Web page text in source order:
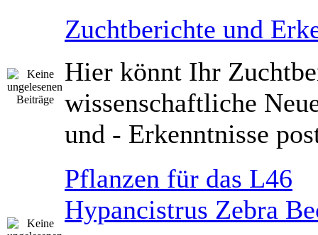
Zuchtberichte und
Hier könnt Ihr
wissenschaftliche
und - Erkenntnisse
Pflanzen für das L46
Hypancistrus Zebra